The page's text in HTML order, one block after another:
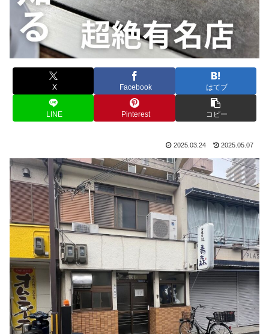
X Facebook はてブ
LINE Pinterest コピー
2025.03.24 2025.05.07